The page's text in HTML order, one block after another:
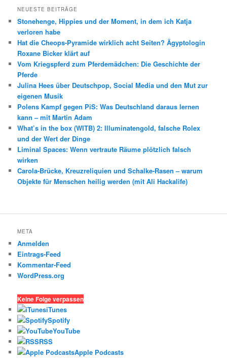
NEUESTE BEITRÄGE
Stonehenge, Hippies und der Moment, in dem ich Katja
verloren habe
Hat die Cheops-Pyramide wirklich acht Seiten? Ägyptologin
Roxane Bicker klärt auf
Vom Kriegspferd zum Pferdemädchen: Die Geschichte der
Pferde
Julina Hees über Deutschpop, Social Media und den Mut zur
eigenen Musik
Polens Kampf gegen PiS: Was Deutschland daraus lernen
kann – mit Martin Adam
What’s in the box (WITB) 2: Illuminatengold, falsche Rolex
und der Wert der Dinge
Liminal Spaces: Wenn vertraute Räume plötzlich falsch
wirken
Carola-Brücke, Kreuzreliquien und Schalke-Rasen – warum
Objekte für Menschen heilig werden (mit Ali Hackalife)
META
Anmelden
Eintrags-Feed
Kommentar-Feed
WordPress.org
Keine Folge verpassen
iTunes
Spotify
YouTube
RSS
Apple Podcasts